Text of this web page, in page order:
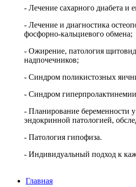
- Лечение сахарного диабета и
- Лечение и диагностика
фосфорно-кальциевого обмена;
- Ожирение, патология
надпочечников;
- Синдром поликистозных
- Синдром
- Планирование беременности
эндокринной патологией,
- Патология гипофиза.
- Индивидуальный подход к
Главная